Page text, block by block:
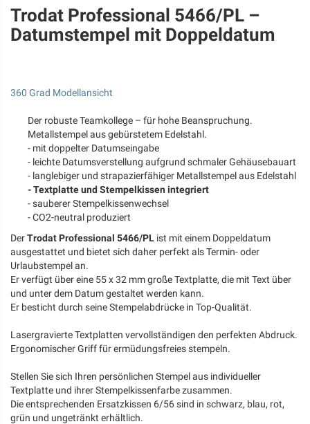
Trodat Professional 5466/PL –
Datumstempel mit Doppeldatum
360 Grad Modellansicht
Der robuste Teamkollege – für hohe Beanspruchung.
Metallstempel aus gebürstetem Edelstahl.
- mit doppelter Datumseingabe
- leichte Datumsverstellung aufgrund schmaler Gehäusebauart
- langlebiger und strapazierfähiger Metallstempel aus Edelstahl
- Textplatte und Stempelkissen integriert
- sauberer Stempelkissenwechsel
- CO2-neutral produziert
DerTrodat Professional 5466/PL ist mit einem Doppeldatum
ausgestattet und bietet sich daher perfekt als Termin- oder
Urlaubstempel an.
Er verfügt über eine 55 x 32 mm große Textplatte, die mit Text über
und unter dem Datum gestaltet werden kann.
Er besticht durch seine Stempelabdrücke in Top-Qualität.
Lasergravierte Textplatten vervollständigen den perfekten Abdruck.
Ergonomischer Griff für ermüdungsfreies stempeln.
Stellen Sie sich Ihren persönlichen Stempel aus individueller
Textplatte und ihrer Stempelkissenfarbe zusammen.
Die entsprechenden Ersatzkissen 6/56 sind in schwarz, blau, rot,
grün und ungetränkt erhältlich.